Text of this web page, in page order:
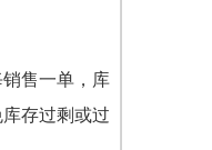
售一单，库
存过剩或过